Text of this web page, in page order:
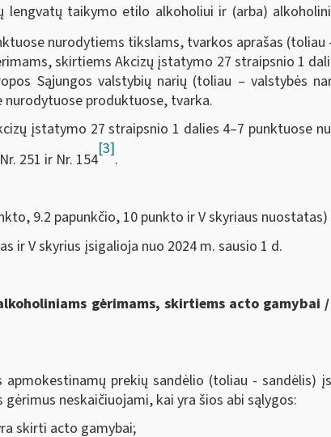
lengvatų taikymo etilo alkoholiui ir (arba)
nurodytiems tikslams, tvarkos aprašas (toliau
skirtiems Akcizų įstatymo 27 straipsnio 1
Sąjungos valstybių narių (toliau – valstybės
produktuose, tvarka.
įstatymo 27 straipsnio 1 dalies 4–7 punktuose
251 ir Nr. 154
[3]
.
9.2 papunkčio, 10 punkto ir V skyriaus
ir V skyrius įsigalioja nuo 2024 m. sausio 1 d.
gėrimams, skirtiems acto gamybai
apmokestinamų prekių sandėlio (toliau - sandėlis)
neskaičiuojami, kai yra šios abi sąlygos:
skirti acto gamybai;